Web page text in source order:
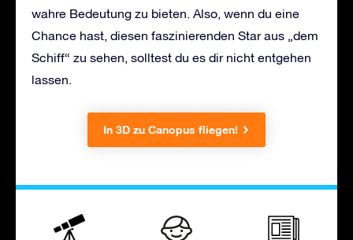
wahre Bedeutung zu bieten. Also, wenn du eine
Chance hast, diesen faszinierenden Star aus „dem
Schiff“ zu sehen, solltest du es dir nicht entgehen
lassen.
In 3D zu Canopus fliegen!